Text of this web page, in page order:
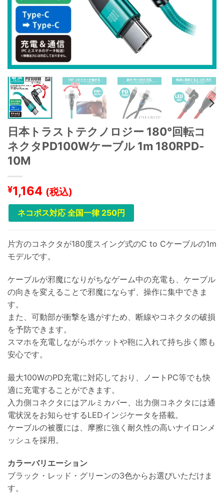
日本トラストテクノロジー 180°回転コ
ネクタPD100Wケーブル 1m 180RPD-
10M
¥1,164 (税込)
ネコポス対応 全国一律 250円
片方のコネクタが180度スイング式のC to Cケーブルの1m
モデルです。
ケーブルが邪魔になりがちなゲーム中の充電も、ケーブル
の向きを変えることで邪魔にならず、操作に集中できま
す。
また、可動部が衝撃を逃がすため、断線やコネクタの破損
を予防できます。
スマホを充電しながらポケットや鞄に入れて持ち歩く際も
安心です。
最大100WのPD充電に対応しており、ノートPC等でも快
適に充電することができます。
入力側コネクタにはアルミカバー、出力側コネクタには通
電状況をお知らせするLEDインジケータを搭載。
ケーブルの被覆には、摩擦に強く耐久性の高いナイロンメ
ッシュを採用。
カラーバリエーション
ブラック・レッド・グリーンの3色からお選びいただけま
す。